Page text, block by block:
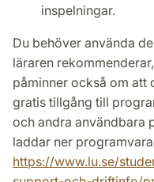
inspelningar.
Du behöver använda
läraren
påminner också om att
gratis tillgång till
och andra användbara
laddar ner
https://www.lu.se/